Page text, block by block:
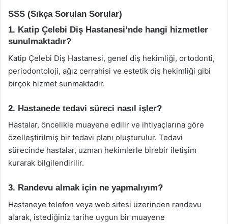
SSS (Sıkça Sorulan Sorular)
1. Katip Çelebi Diş Hastanesi’nde hangi hizmetler
sunulmaktadır?
Katip Çelebi Diş Hastanesi, genel diş hekimliği, ortodonti,
periodontoloji, ağız cerrahisi ve estetik diş hekimliği gibi
birçok hizmet sunmaktadır.
2. Hastanede tedavi süreci nasıl işler?
Hastalar, öncelikle muayene edilir ve ihtiyaçlarına göre
özelleştirilmiş bir tedavi planı oluşturulur. Tedavi
sürecinde hastalar, uzman hekimlerle birebir iletişim
kurarak bilgilendirilir.
3. Randevu almak için ne yapmalıyım?
Hastaneye telefon veya web sitesi üzerinden randevu
alarak, istediğiniz tarihe uygun bir muayene